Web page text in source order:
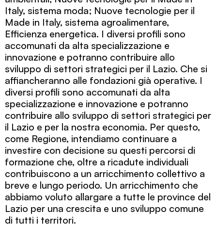
Italy, sistema moda; Nuove tecnologie per il
Made in Italy, sistema agroalimentare,
Efficienza energetica. I diversi profili sono
accomunati da alta specializzazione e
innovazione e potranno contribuire allo
sviluppo di settori strategici per il Lazio. Che si
affiancheranno alle fondazioni già operative. I
diversi profili sono accomunati da alta
specializzazione e innovazione e potranno
contribuire allo sviluppo di settori strategici per
il Lazio e per la nostra economia. Per questo,
come Regione, intendiamo continuare a
investire con decisione su questi percorsi di
formazione che, oltre a ricadute individuali
contribuiscono a un arricchimento collettivo a
breve e lungo periodo. Un arricchimento che
abbiamo voluto allargare a tutte le province del
Lazio per una crescita e uno sviluppo comune
di tutti i territori.